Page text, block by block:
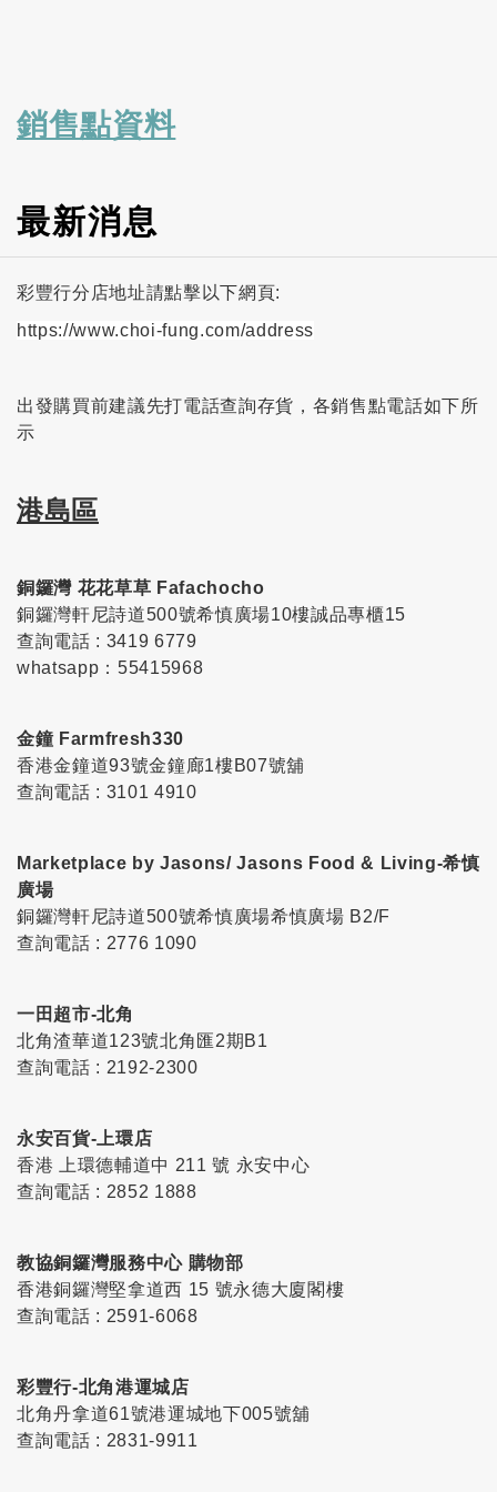
銷售點資料
最新消息
彩豐行分店地址請點擊以下網頁:
https://www.choi-fung.com/address
出發購買前建議先打電話查詢存貨，各銷售點電話如下所
示
港島區
銅鑼灣 花花草草 Fafachocho
銅鑼灣軒尼詩道500號希慎廣場10樓誠品專櫃15
查詢電話 : 3419 6779
whatsapp：55415968
金鐘 Farmfresh330
香港金鐘道93號金鐘廊1樓B07號舖
查詢電話 : 3101 4910
Marketplace by Jasons/ Jasons Food & Living-希慎
廣場
銅鑼灣軒尼詩道500號希慎廣場希慎廣場 B2/F
查詢電話 : 2776 1090
一田超市-北角
北角渣華道123號北角匯2期B1
查詢電話 : 2192-2300
永安百貨-上環店
香港 上環德輔道中 211 號 永安中心
查詢電話 : 2852 1888
教協銅鑼灣服務中心 購物部
香港銅鑼灣堅拿道西 15 號永德大廈閣樓
查詢電話 : 2591-6068
彩豐行-北角港運城店
北角丹拿道61號港運城地下005號舖
查詢電話 : 2831-9911